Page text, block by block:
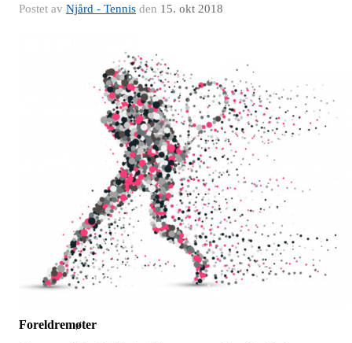
Postet av Njård - Tennis den 15. okt 2018
Foreldremøter